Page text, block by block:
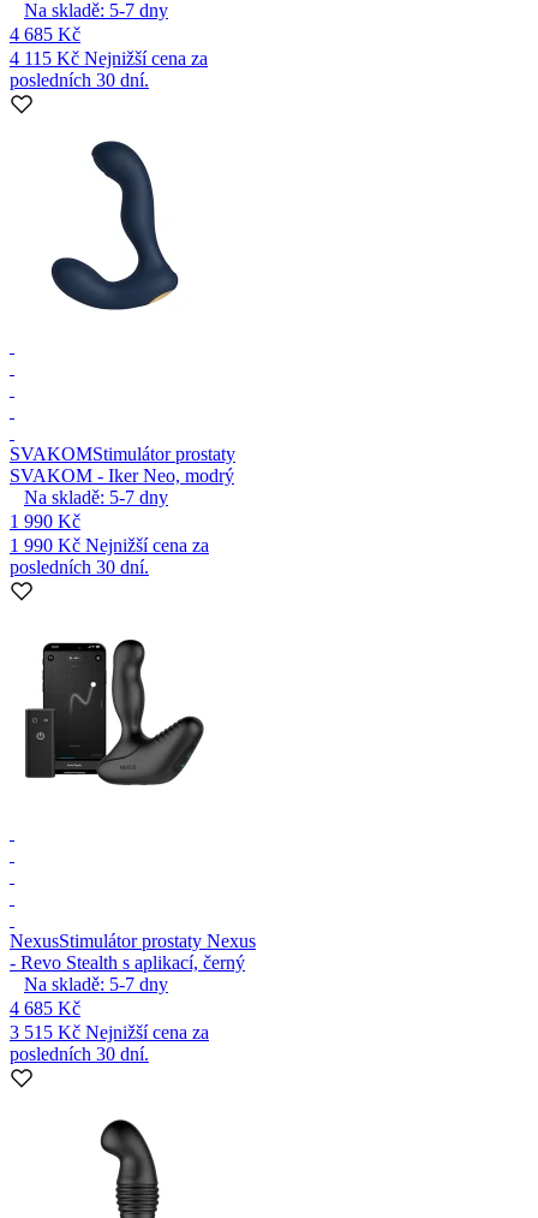
Na skladě: 5-7 dny
4 685 Kč
4 115 Kč Nejnižší cena za
posledních 30 dní.
SVAKOMStimulátor prostaty
SVAKOM - Iker Neo, modrý
Na skladě: 5-7 dny
1 990 Kč
1 990 Kč Nejnižší cena za
posledních 30 dní.
NexusStimulátor prostaty Nexus
- Revo Stealth s aplikací, černý
Na skladě: 5-7 dny
4 685 Kč
3 515 Kč Nejnižší cena za
posledních 30 dní.